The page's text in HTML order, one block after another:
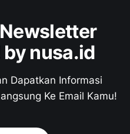
by nusa.id
Dapatkan Informasi
Ke Email Kamu!